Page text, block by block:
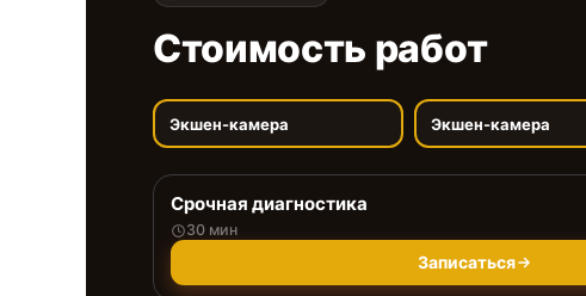
Стоимость работ
Экшен-камера Экшен-камера
Срочная диагностика
30 мин
Записаться